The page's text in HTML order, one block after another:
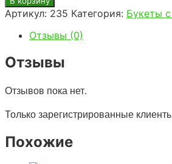
Артикул: 235 Категория: Букеты
Отзывы (0)
Отзывы
Отзывов пока нет.
Только зарегистрированные
Похожие